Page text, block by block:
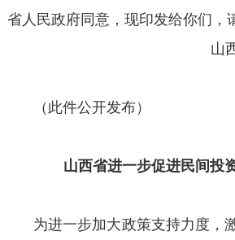
省人民政府同意，现印发给你们，
山
（此件公开发布）
山西省进一步促进民间投
为进一步加大政策支持力度，